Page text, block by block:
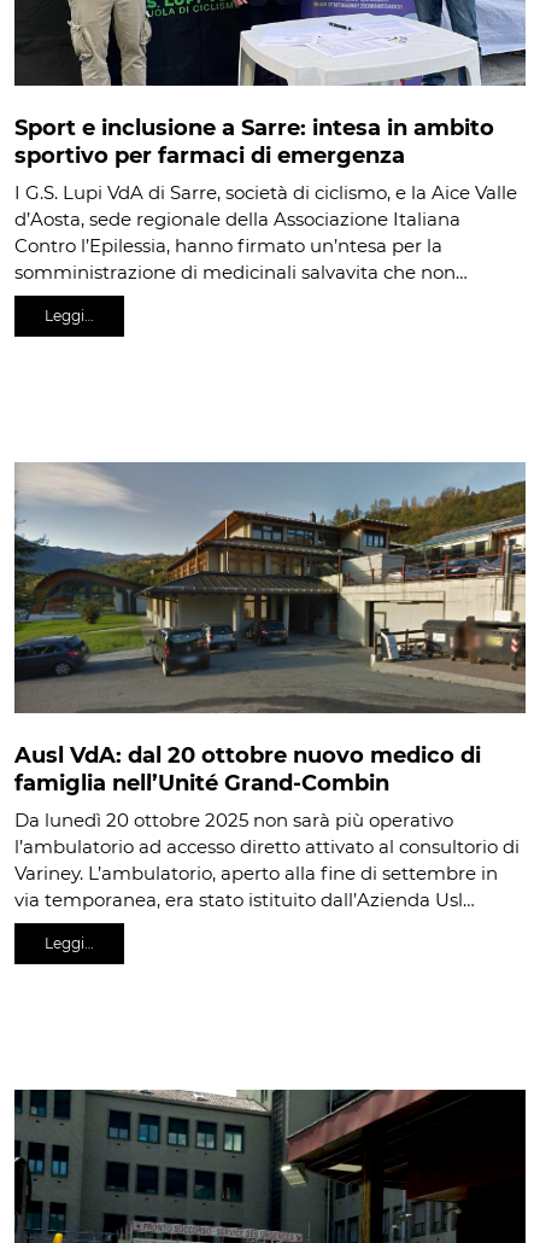
Sport e inclusione a Sarre: intesa in ambito
sportivo per farmaci di emergenza
I G.S. Lupi VdA di Sarre, società di ciclismo, e la Aice Valle
d’Aosta, sede regionale della Associazione Italiana
Contro l’Epilessia, hanno firmato un’ntesa per la
somministrazione di medicinali salvavita che non…
Leggi…
Ausl VdA: dal 20 ottobre nuovo medico di
famiglia nell’Unité Grand-Combin
Da lunedì 20 ottobre 2025 non sarà più operativo
l’ambulatorio ad accesso diretto attivato al consultorio di
Variney. L’ambulatorio, aperto alla fine di settembre in
via temporanea, era stato istituito dall’Azienda Usl…
Leggi…